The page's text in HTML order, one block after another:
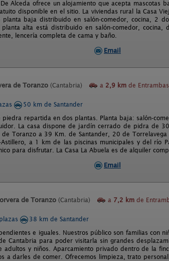
Alceda ofrece un alojamiento que acepta mascotas
disponible en el sitio. La viviendas rural la Casa
baja distribuido en salón-comedor, cocina, 2
alta está distribuido en salón-comedor,
lencería completa de cama y baño.
Email
de Toranzo (Cantabria) a 2,9 km de
50 km de Santander
repartida en dos plantas. Planta baja: salón-
La casa dispone de jardín cerrado de pidra de
Toranzo a 39 Km. de Santander, 20 de
a 1 km de las piscinas municipales y del río
para disfrutar. La Casa La Abuela es de alquiler
Email
de Toranzo (Cantabria) a 7,2 km de
38 km de Santander
e iguales. Nuestros público son familias con
Cantabria para poder visitarla sin grandes
adultos y niños. Aparcamiento privado dentro de la
a darles de comer. Ofrecemos limpieza, trato